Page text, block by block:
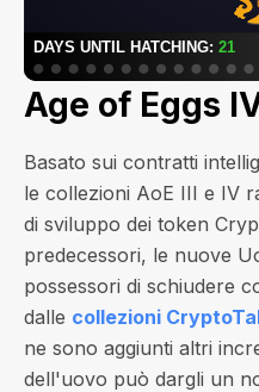
Age of Eggs
Basato sui contratti
le collezioni AoE III e IV
di sviluppo dei token
predecessori, le nuove
possessori di schiudere
dalle collezioni
ne sono aggiunti altri
dell'uovo può dargli un